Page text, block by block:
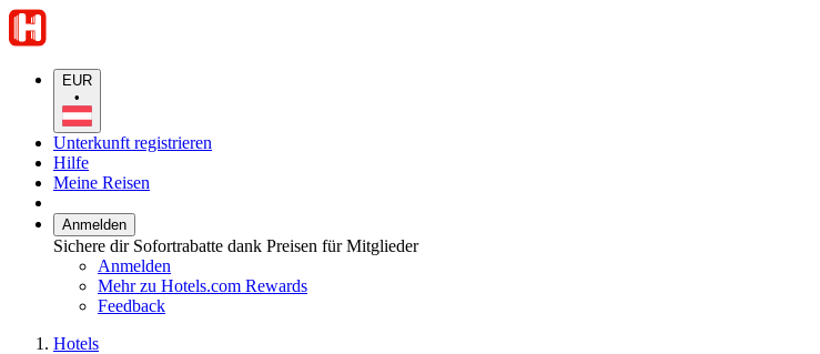
EUR
•
Unterkunft registrieren
Hilfe
Meine Reisen
Anmelden
Sichere dir Sofortrabatte dank Preisen für Mitglieder
Anmelden
Mehr zu Hotels.com Rewards
Feedback
Hotels